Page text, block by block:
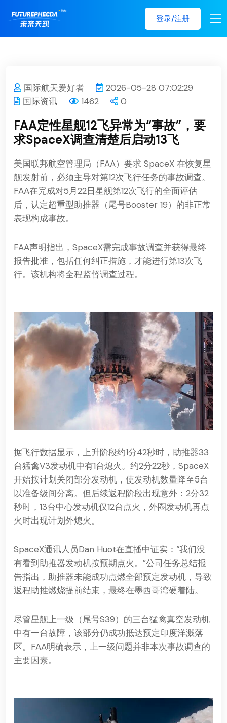
登录/注册
国际航天爱好者
2026-05-28 07:02:29
国际资讯
1462 0
FAA定性星舰12飞异常为“事故”，要
求SpaceX调查清楚后启动13飞
美国联邦航空管理局（FAA）要求 SpaceX 在恢复星
舰发射前，必须主导对第12次飞行任务的事故调查。
FAA在完成对5月22日星舰第12次飞行的全面评估
后，认定超重型助推器（尾号Booster 19）的非正常
表现构成事故。
FAA声明指出，SpaceX需完成事故调查并获得最终
报告批准，包括任何纠正措施，才能进行第13次飞
行。该机构将全程监督调查过程。
据飞行数据显示，上升阶段约1分42秒时，助推器33
台猛禽V3发动机中有1台熄火。约2分22秒，SpaceX
开始按计划关闭部分发动机，使发动机数量降至5台
以准备级间分离。但后续返程阶段出现意外：2分32
秒时，13台中心发动机仅12台点火，外圈发动机再点
火时出现计划外熄火。
SpaceX通讯人员Dan Huot在直播中证实：“我们没
有看到助推器发动机按预期点火。”公司任务总结报
告指出，助推器未能成功点燃全部预定发动机，导致
返程助推燃烧提前结束，最终在墨西哥湾硬着陆。
尽管星舰上一级（尾号S39）的三台猛禽真空发动机
中有一台故障，该部分仍成功抵达预定印度洋溅落
区。FAA明确表示，上一级问题并非本次事故调查的
主要因素。